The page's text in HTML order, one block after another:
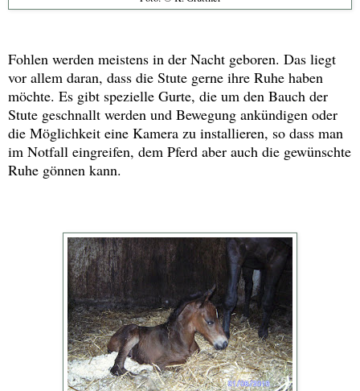
Fohlen werden meistens in der Nacht geboren. Das liegt
vor allem daran, dass die Stute gerne ihre Ruhe haben
möchte. Es gibt spezielle Gurte, die um den Bauch der
Stute geschnallt werden und Bewegung ankündigen oder
die Möglichkeit eine Kamera zu installieren, so dass man
im Notfall eingreifen, dem Pferd aber auch die gewünschte
Ruhe gönnen kann.